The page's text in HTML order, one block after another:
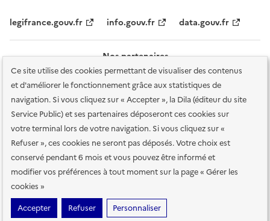
Ce site utilise des cookies permettant de visualiser des contenus
et d'améliorer le fonctionnement grâce aux statistiques de
navigation. Si vous cliquez sur « Accepter », la Dila (éditeur du site
Service Public) et ses partenaires déposeront ces cookies sur
votre terminal lors de votre navigation. Si vous cliquez sur «
Refuser », ces cookies ne seront pas déposés. Votre choix est
conservé pendant 6 mois et vous pouvez être informé et
modifier vos préférences à tout moment sur la page « Gérer les
cookies »
Accepter
Refuser Personnaliser
legifrance.gouv.fr info.gouv.fr data.gouv.fr
Nos partenaires
Plan du site Accessibilité : totalement conforme
Accessibilité des
services en ligne Mentions légales Données personnelles et sécurité
Conditions générales d'utilisation Gestion des cookies
Sauf mention contraire, tous les contenus de ce site sont sous
etalab-2.0